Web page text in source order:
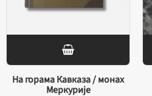
На горама Кавказа / монах
Меркурије